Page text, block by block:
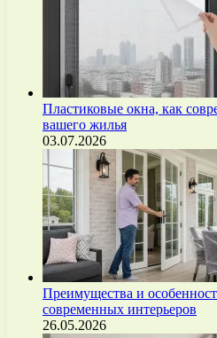
Пластиковые окна, как
вашего жилья
03.07.2026
Преимущества и
современных интерьеров
26.05.2026